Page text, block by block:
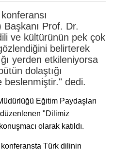
Prof. Dr.
ve kültürünün pek çok
belirterek
yerden etkileniyorsa
dolaştığı
beslenmiştir." dedi.
Eğitim Paydaşları
"Dilimiz
olarak katıldı.
Türk dilinin